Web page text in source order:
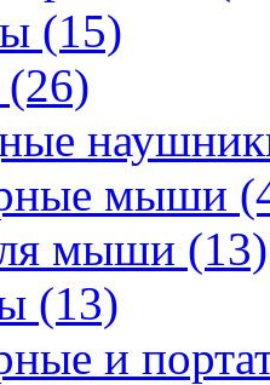
(15)
(26)
мыши
мыши (13)
(13)
и